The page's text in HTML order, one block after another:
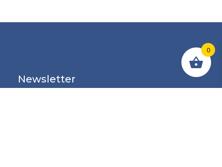
Newsletter
0